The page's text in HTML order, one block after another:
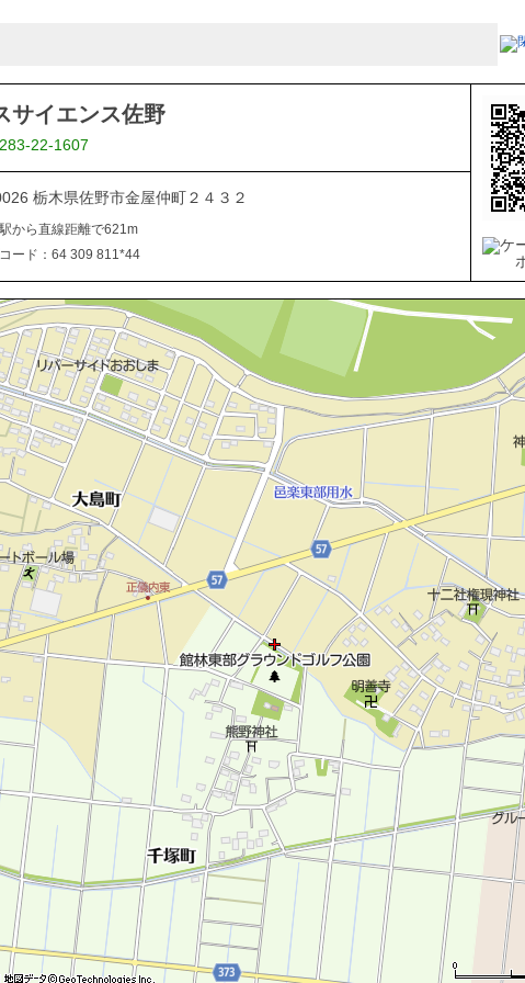
サイエンス佐野
22-1607
栃木県佐野市金屋仲町２４３２
から直線距離で621m
ード：64 309 811*44